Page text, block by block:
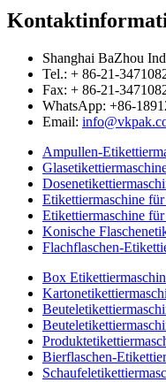
Shanghai BaZhou
Tel.: + 86-21-
Fax: + 86-21-
WhatsApp: +86-
Email:
Ampullen-
Etikettiermaschine
Etikettiermaschine
Konische
Flachflaschen-
Box
Bierflaschen-